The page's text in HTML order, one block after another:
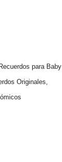
para Baby
Originales,